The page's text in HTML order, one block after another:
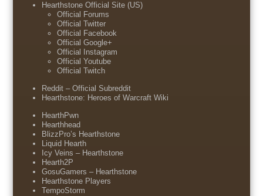
Hearthstone Official Site (US)
Official Forums
Official Twitter
Official Facebook
Official Google+
Official Instagram
Official Youtube
Official Twitch
Reddit – Official Subreddit
Hearthstone: Heroes of Warcraft Wiki
HearthPwn
Hearthhead
BlizzPro’s Hearthstone
Liquid Hearth
Icy Veins – Hearthstone
Hearth2P
GosuGamers – Hearthstone
Hearthstone Players
TempoStorm